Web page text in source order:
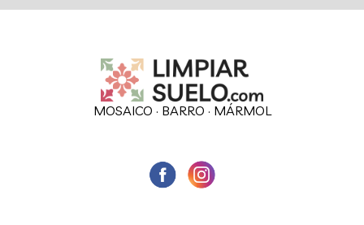
MOSAICO · BARRO · MÁRMOL